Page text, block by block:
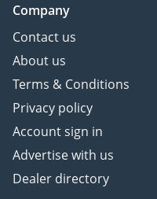
Company
Contact us
About us
Terms & Conditions
Privacy policy
Account sign in
Advertise with us
Dealer directory